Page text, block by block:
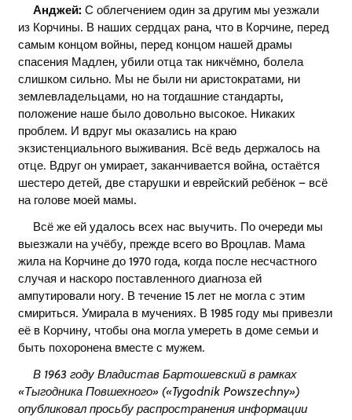
Анджей: С облегчением один за другим мы уезжали
из Корчины. В наших сердцах рана, что в Корчине, перед
самым концом войны, перед концом нашей драмы
спасения Мадлен, убили отца так никчёмно, болела
слишком сильно. Мы не были ни аристократами, ни
землевладельцами, но на тогдашние стандарты,
положение наше было довольно высокое. Никаких
проблем. И вдруг мы оказались на краю
экзистенциального выживания. Всё ведь держалось на
отце. Вдруг он умирает, заканчивается война, остаётся
шестеро детей, две старушки и еврейский ребёнок – всё
на голове моей мамы.
Всё же ей удалось всех нас выучить. По очереди мы
выезжали на учёбу, прежде всего во Вроцлав. Мама
жила на Корчине до 1970 года, когда после несчастного
случая и наскоро поставленного диагноза ей
ампутировали ногу. В течение 15 лет не могла с этим
смириться. Умирала в мучениях. В 1985 году мы привезли
её в Корчину, чтобы она могла умереть в доме семьи и
быть похоронена вместе с мужем.
В 1963 году Владистав Бартошевский в рамках
«Тыгодника Повшехного» («Tygodnik Powszechny»)
опубликовал просьбу распространения информации